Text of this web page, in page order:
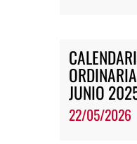
JUNIO
22/05/2026